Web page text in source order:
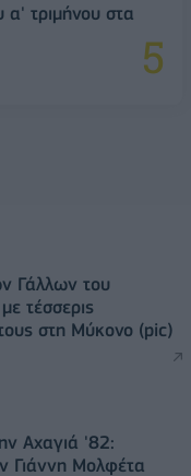
τριμήνου στα
Γάλλων του
τέσσερις
στη Μύκονο (pic)
Αχαγιά '82:
Γιάννη Μολφέτα